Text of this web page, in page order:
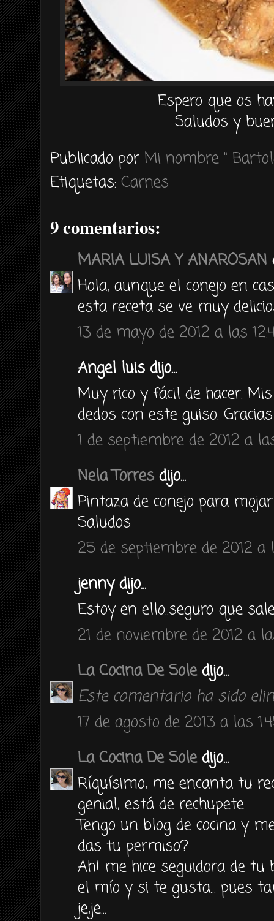
Espero que os
Saludos y
Publicado por Mi nombre "
Etiquetas: Carnes
9 comentarios:
MARIA LUISA Y ANAROSAN
Hola, aunque el conejo en
esta receta se ve muy
13 de mayo de 2012 a las
Angel luis dijo...
Muy rico y fácil de hacer.
dedos con este guiso. Gracias
1 de septiembre de 2012 a
Nela Torres dijo...
Pintaza de conejo para
Saludos
25 de septiembre de 2012 a
jenny dijo...
Estoy en ello..seguro que
21 de noviembre de 2012 a
La Cocina De Soledijo...
Este comentario ha sido
17 de agosto de 2013 a las
La Cocina De Soledijo...
Ríquísimo, me encanta tu
genial, está de rechupete.
Tengo un blog de cocina y
das tu permiso?
Ah! me hice seguidora de tu
el mío y si te gusta... pues
je,je...